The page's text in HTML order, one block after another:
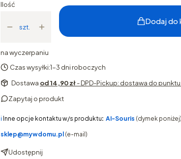
Ilość
szt.
Dodaj do
na wyczerpaniu
Czas wysyłki:1-3 dni roboczych
Dostawa od 14,90 zł- DPD-Pickup: dostawa do
Zapytaj o produkt
ℹ️ Inne opcje kontaktu w/s produktu: AI-Souris (dymek
sklep@mywdomu.pl (e-mail)
Udostępnij